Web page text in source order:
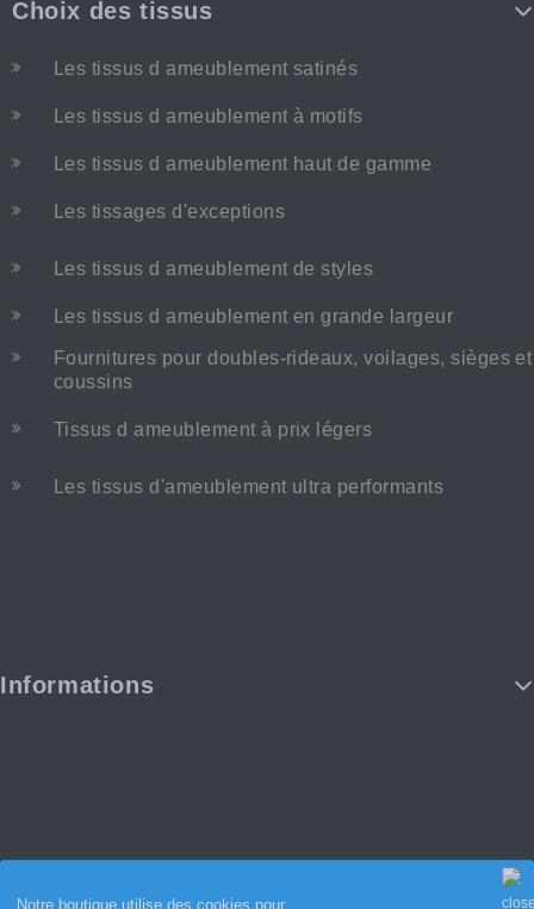
Notre boutique utilise des cookies pour
Choix des tissus
Les tissus d ameublement satinés
Les tissus d ameublement à motifs
Les tissus d ameublement haut de gamme
Les tissages d'exceptions
Les tissus d ameublement de styles
Les tissus d ameublement en grande largeur
Fournitures pour doubles-rideaux, voilages, sièges et
coussins
Tissus d ameublement à prix légers
Les tissus d'ameublement ultra performants
Informations